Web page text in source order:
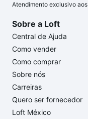
Atendimento exclusivo
Sobre a Loft
Central de Ajuda
Como vender
Como comprar
Sobre nós
Carreiras
Quero ser fornecedor
Loft México